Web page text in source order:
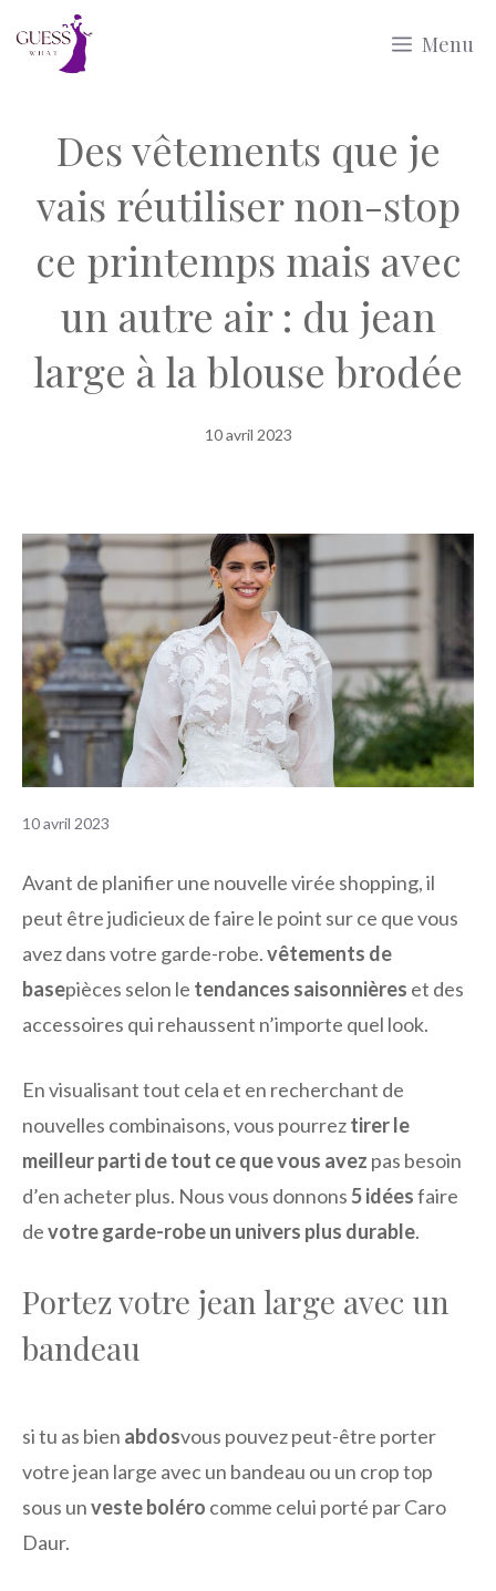
Menu
Des vêtements que je
vais réutiliser non-stop
ce printemps mais avec
un autre air : du jean
large à la blouse brodée
10 avril 2023
10 avril 2023
Avant de planifier une nouvelle virée shopping, il
peut être judicieux de faire le point sur ce que vous
avez dans votre garde-robe.vêtements de
basepièces selon le tendances saisonnières et des
accessoires qui rehaussent n’importe quel look.
En visualisant tout cela et en recherchant de
nouvelles combinaisons, vous pourreztirer le
meilleur parti de tout ce que vous avez pas besoin
d’en acheter plus. Nous vous donnons5 idéesfaire
devotre garde-robe un univers plus durable.
Portez votre jean large avec un
bandeau
si tu as bien abdosvous pouvez peut-être porter
votre jean large avec un bandeau ou un crop top
sous unveste boléro comme celui porté par Caro
Daur.